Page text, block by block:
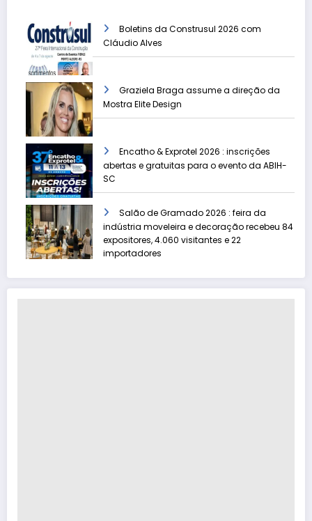
Boletins da Construsul 2026 com
Cláudio Alves
Graziela Braga assume a direção da
Mostra Elite Design
Encatho & Exprotel 2026 : inscrições
abertas e gratuitas para o evento da ABIH-
SC
Salão de Gramado 2026 : feira da
indústria moveleira e decoração recebeu 84
expositores, 4.060 visitantes e 22
importadores